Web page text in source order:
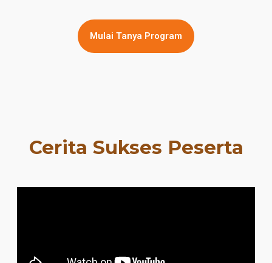
Mulai Tanya Program
Cerita Sukses Peserta